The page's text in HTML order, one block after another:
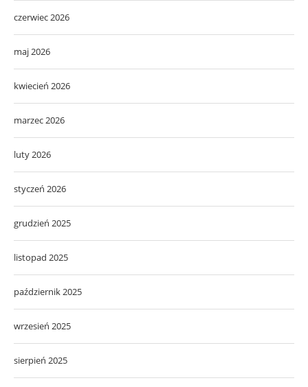
czerwiec 2026
maj 2026
kwiecień 2026
marzec 2026
luty 2026
styczeń 2026
grudzień 2025
listopad 2025
październik 2025
wrzesień 2025
sierpień 2025